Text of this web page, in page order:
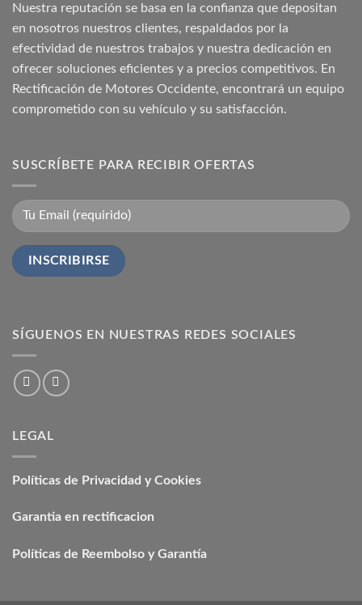
Nuestra reputación se basa en la confianza que depositan
en nosotros nuestros clientes, respaldados por la
efectividad de nuestros trabajos y nuestra dedicación en
ofrecer soluciones eficientes y a precios competitivos. En
Rectificación de Motores Occidente, encontrará un equipo
comprometido con su vehículo y su satisfacción.
SUSCRÍBETE PARA RECIBIR OFERTAS
SÍGUENOS EN NUESTRAS REDES SOCIALES
LEGAL
Políticas de Privacidad y Cookies
Garantia en rectificacion
Políticas de Reembolso y Garantía